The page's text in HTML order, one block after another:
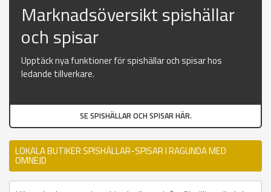
Marknadsöversikt spishällar
och spisar
Upptäck nya funktioner för spishällar och spisar hos
ledande tillverkare.
SE SPISHÄLLAR OCH SPISAR HÄR.
LOKALA BUTIKER SPISHÄLLAR-SPISAR I RAGUNDA MED
OMNEJD